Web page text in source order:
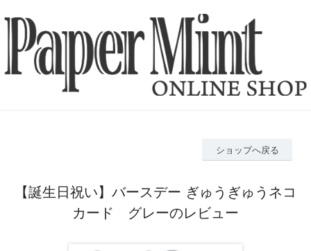
ショップへ戻る
【誕生日祝い】バースデー ぎゅうぎゅうネコ
カード グレーのレビュー